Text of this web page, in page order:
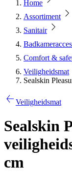
Home
Assortiment
Sanitair
Comfort &
Veiligheidsmat
Sealskin
Veiligheidsmat
Sealskin
cm